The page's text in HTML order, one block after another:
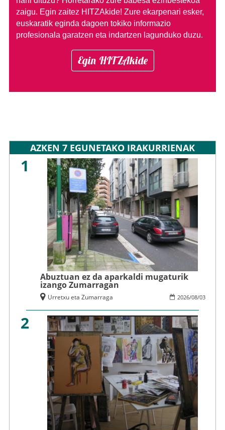
zaigu. Egin zaitez HITZAkide! Zure ekarpenari esker,
euskaratik eginda dagoen tokiko informazio
profesionala garatzen eta indartzen lagunduko duzu.
Egin HITZAkide
AZKEN 7 EGUNETAKO IRAKURRIENAK
1
Abuztuan ez da aparkaldi mugaturik
izango Zumarragan
2026/08/03
Urretxu eta Zumarraga
2